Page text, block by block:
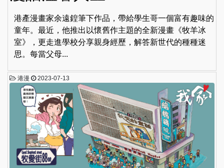
港產漫畫家余遠鍠筆下作品，帶給學生哥一個富有趣味的
童年。最近，他推出以懷舊作主題的全新漫畫《牧羊冰
室》，更走進學校分享親身經歷，解答新世代的種種迷
思。每當父母...
港漫 2023-07-13